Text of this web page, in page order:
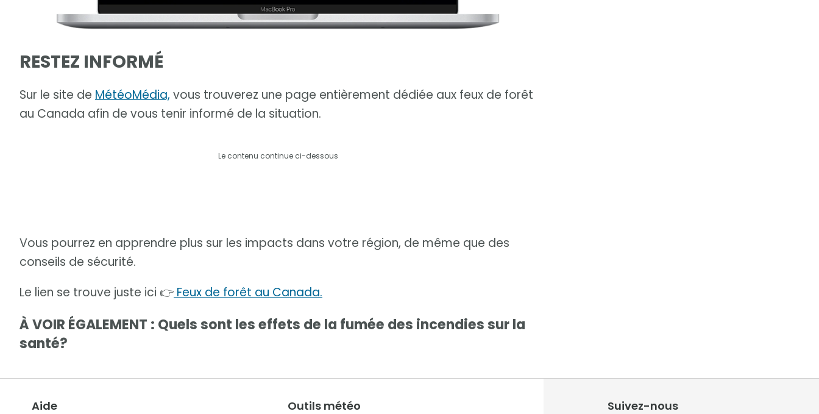
RESTEZ INFORMÉ
Sur le site de MétéoMédia, vous trouverez une page entièrement dédiée aux feux de forêt
au Canada afin de vous tenir informé de la situation.
Le contenu continue ci-dessous
Vous pourrez en apprendre plus sur les impacts dans votre région, de même que des
conseils de sécurité.
Le lien se trouve juste ici 👉 Feux de forêt au Canada.
À VOIR ÉGALEMENT : Quels sont les effets de la fumée des incendies sur la
santé?
Aide Outils météo Suivez-nous